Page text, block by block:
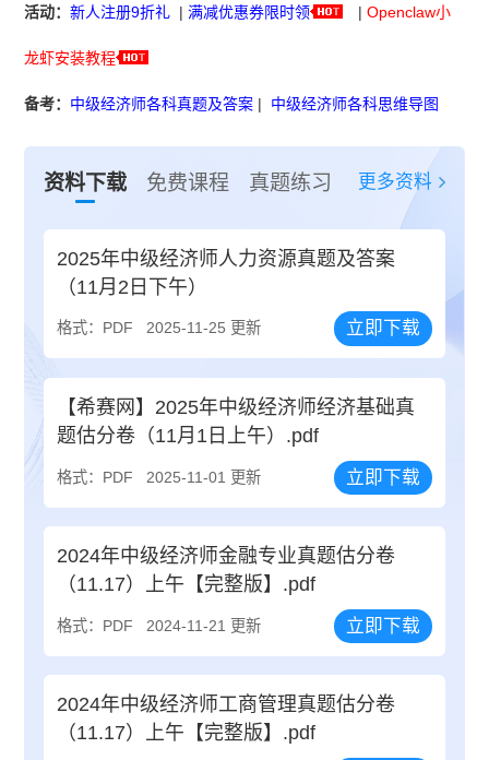
活动：新人注册9折礼 |满减优惠券限时领 |Openclaw小
龙虾安装教程
备考： 中级经济师各科真题及答案 | 中级经济师各科思维导图
资料下载 免费课程 真题练习 更多资料
2025年中级经济师人力资源真题及答案
（11月2日下午）
格式：PDF 2025-11-25 更新 立即下载
【希赛网】2025年中级经济师经济基础真
题估分卷（11月1日上午）.pdf
格式：PDF 2025-11-01 更新 立即下载
2024年中级经济师金融专业真题估分卷
（11.17）上午【完整版】.pdf
格式：PDF 2024-11-21 更新 立即下载
2024年中级经济师工商管理真题估分卷
（11.17）上午【完整版】.pdf